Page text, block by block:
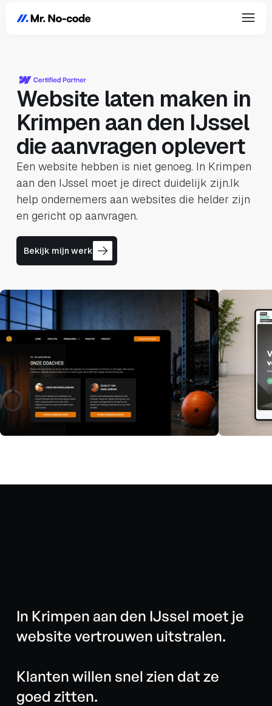
Website laten maken in
Krimpen aan den IJssel
die aanvragen oplevert
Een website hebben is niet genoeg. In Krimpen
aan den IJssel moet je direct duidelijk zijn.Ik
help ondernemers aan websites die helder zijn
en gericht op aanvragen.
Bekijk mijn werk
In Krimpen aan den IJssel moet je
website vertrouwen uitstralen.
Klanten willen snel zien dat ze
goed zitten.